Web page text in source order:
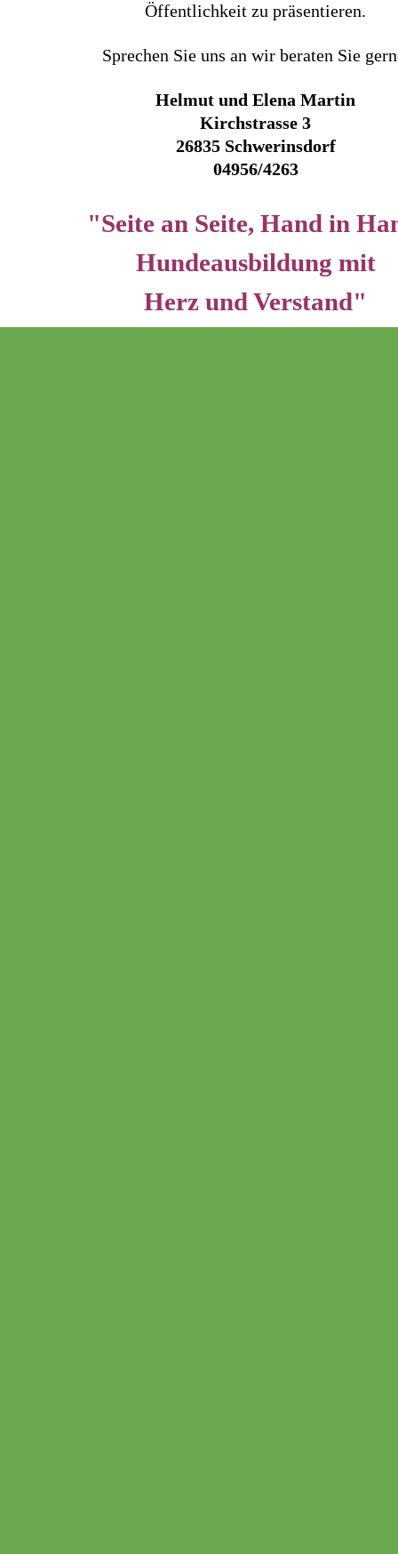
Öffentlichkeit zu präsentieren.
Sprechen Sie uns an wir beraten Sie
Helmut und Elena Martin
Kirchstrasse 3
26835 Schwerinsdorf
04956/4263
"Seite an Seite, Hand in
Hundeausbildung mit
Herz und Verstand"